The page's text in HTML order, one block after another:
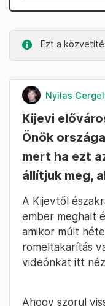
Ezt a
Nyilas
Kijevi
Önök
mert ha ezt
állítjuk meg,
A Kijevtől
ember meghalt
amikor múlt
romeltakarítás
videónkat itt
Ahogy szorul